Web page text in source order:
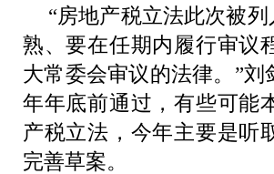
“房地产税立法此次被
熟、要在任期内履行审议
大常委会审议的法律。”
年年底前通过，有些可能
产税立法，今年主要是听
完善草案。